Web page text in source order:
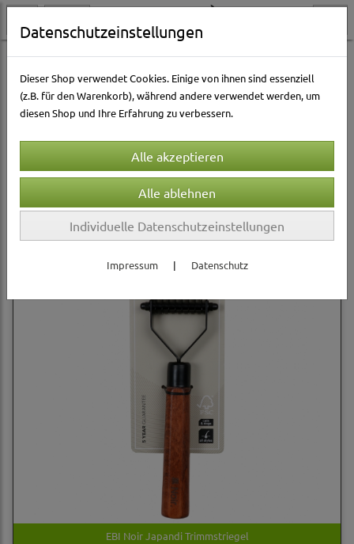
Katzenwelt Pflege & Gesundheit
Sortierung wählen
EBI Noir Japandi Trimmstriegel
Datenschutzeinstellungen
Dieser Shop verwendet Cookies. Einige von ihnen sind essenziell
(z.B. für den Warenkorb), während andere verwendet werden, um
diesen Shop und Ihre Erfahrung zu verbessern.
Individuelle Datenschutzeinstellungen
Impressum | Datenschutz